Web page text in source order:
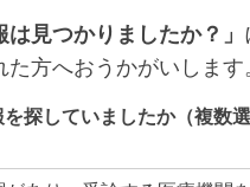
は見つかりましたか？」
方へおうかがいします。
探していましたか（複数選